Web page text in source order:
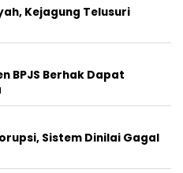
Kejagung Telusuri
BPJS Berhak Dapat
Sistem Dinilai Gagal